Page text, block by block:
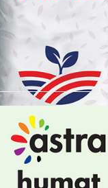
Effect K-Humate
Potasyum Humat